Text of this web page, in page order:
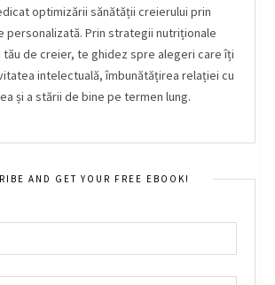
optimizării sănătății creierului prin
personalizată. Prin strategii nutriționale
de creier, te ghidez spre alegeri care îți
intelectuală, îmbunătățirea relației cu
și a stării de bine pe termen lung.
AND GET YOUR FREE EBOOK!